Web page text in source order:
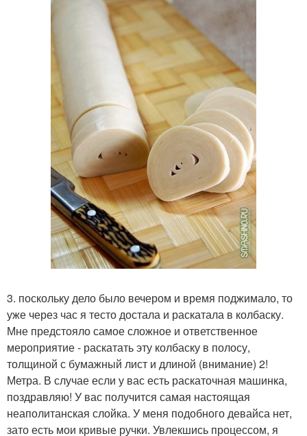
3. поскольку дело было вечером и время поджимало, то
уже через час я тесто достала и раскатала в колбаску.
Мне предстояло самое сложное и ответственное
мероприятие - раскатать эту колбаску в полосу,
толщиной с бумажный лист и длиной (внимание) 2!
Метра. В случае если у вас есть раскаточная машинка,
поздравляю! У вас получится самая настоящая
неаполитанская слойка. У меня подобного девайса нет,
зато есть мои кривые ручки. Увлекшись процессом, я